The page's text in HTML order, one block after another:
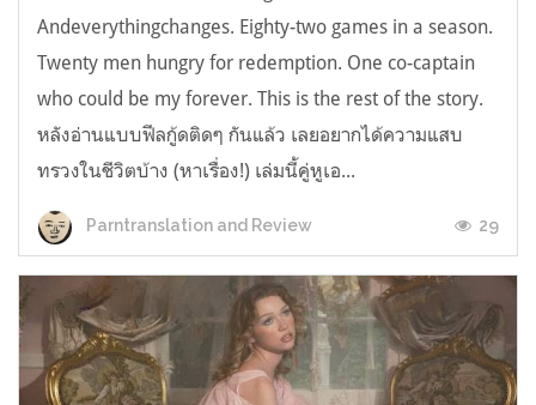
Andeverythingchanges. Eighty-two games in a season.
Twenty men hungry for redemption. One co-captain
who could be my forever. This is the rest of the story.
หลังอ่านแบบฟีลกู้ดติดๆ กันแล้ว เลยอยากได้ความแสบ
ทรวงในชีวิตบ้าง (หาเรื่อง!) เล่มนี้คู่หูเอ...
Parntranslation and Review 29